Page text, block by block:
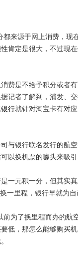
来源于网上消费，现
肯定是很大，不过现
是不给予积分或者有
记者了解到，浦发、
行就针对淘宝卡有对
银行联名发行的航空
以换机票的噱头来吸引
元积一分，但其实真
一里程，银行早就为自
为了换里程而办的航
低，那怎么能够购买